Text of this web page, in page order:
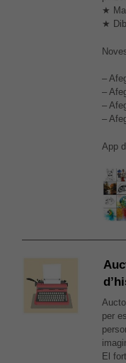
★
★
–
–
–
–
App
per
El